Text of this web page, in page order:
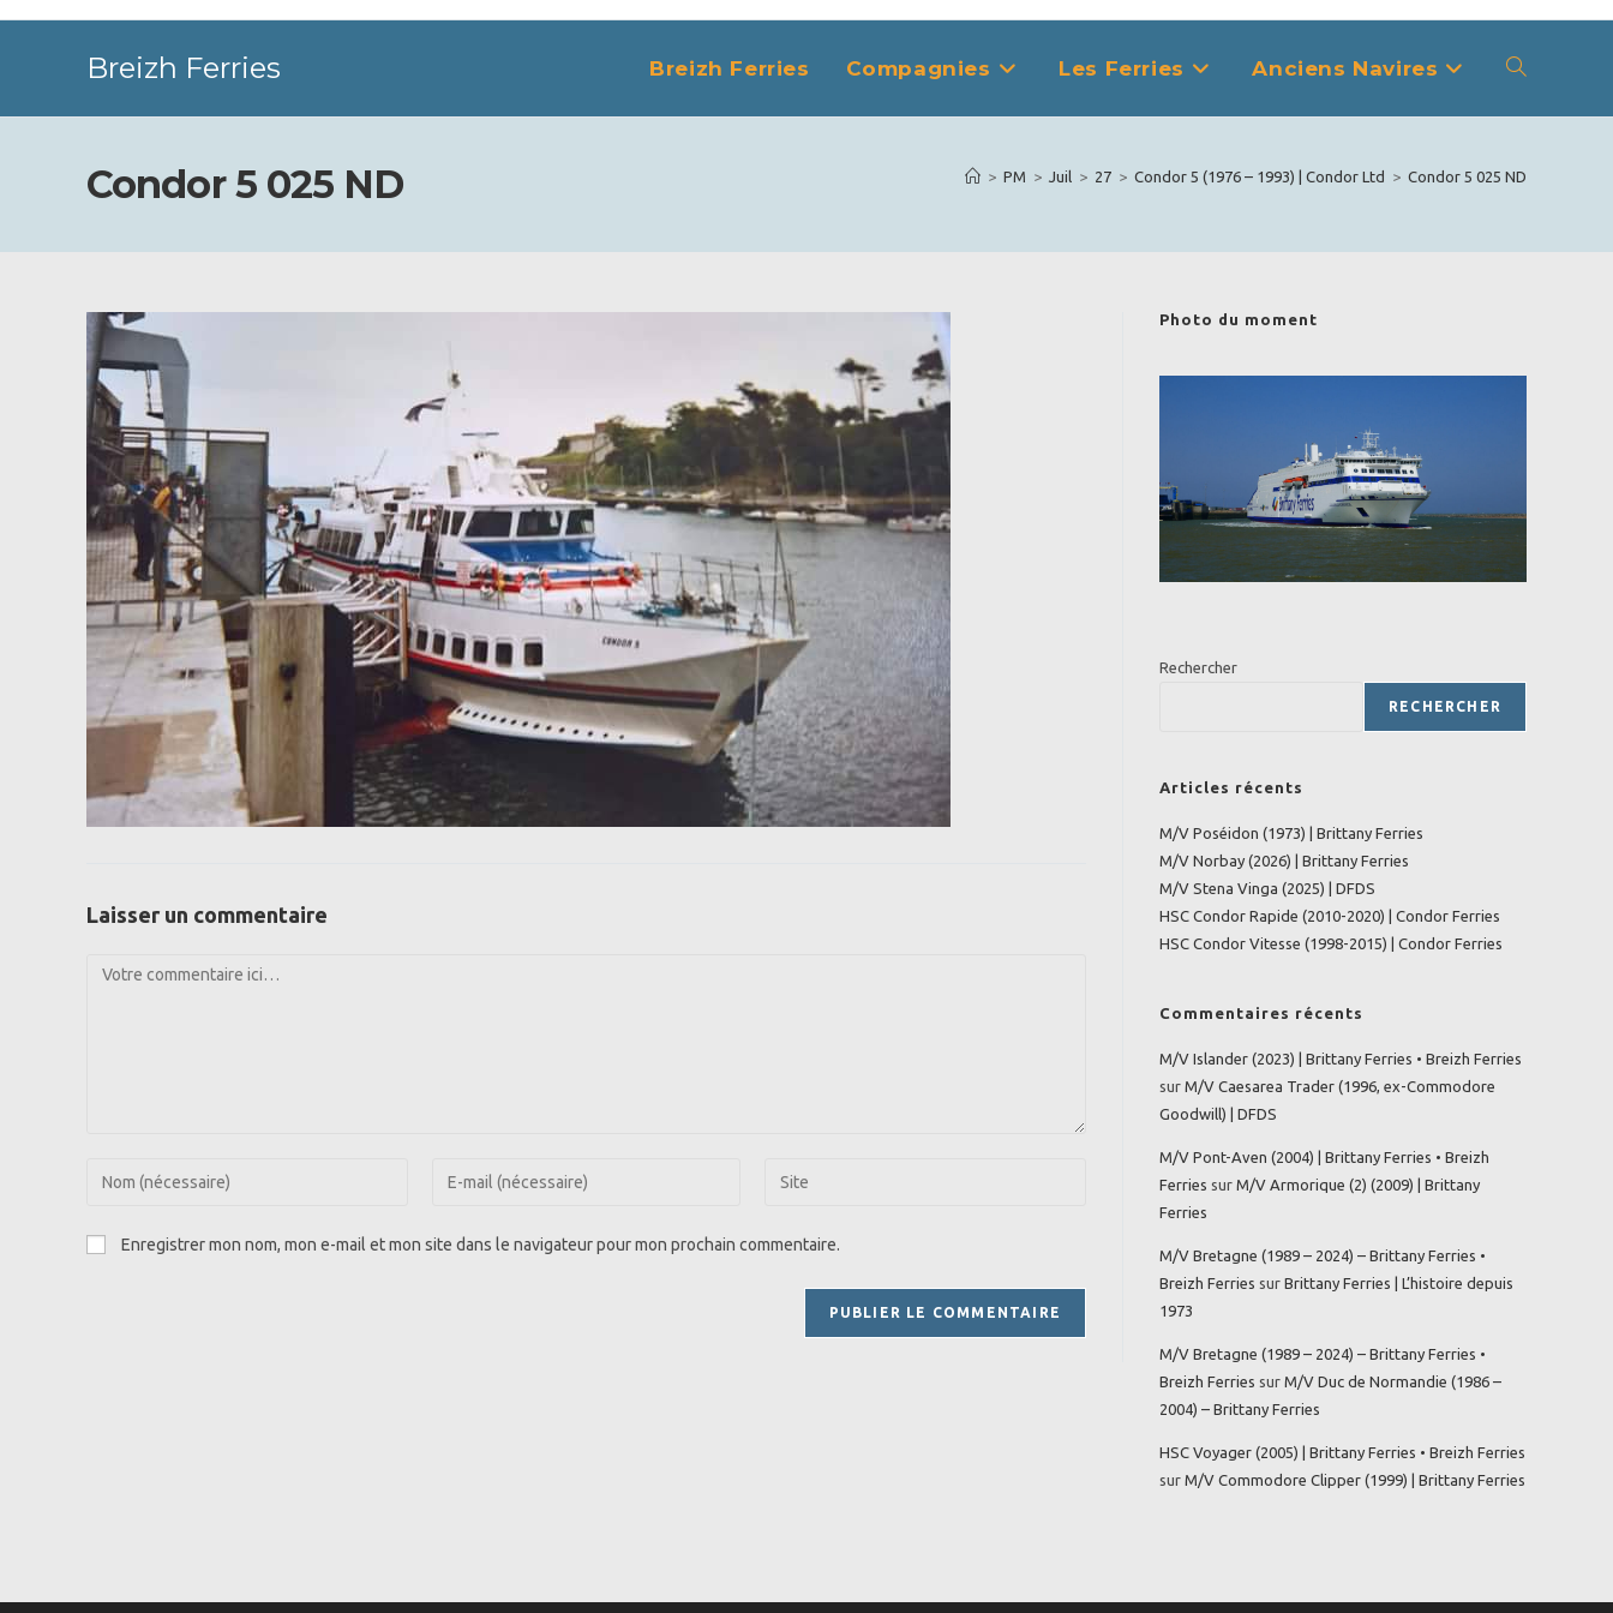
Breizh Ferries Breizh Ferries Compagnies Les Ferries Anciens Navires Toggle
Condor 5 025 ND > PM > Juil > 27 > Condor 5 (1976 – 1993) | Condor Ltd > Condor 5 025 ND
Laisser un commentaire
Comment
name
Saisir
(facultatif)
Enregistrer mon nom, mon e-mail et mon site dans le navigateur pour mon prochain commentaire.
Photo du moment
Rechercher
RECHERCHER
Articles récents
M/V Poséidon (1973) | Brittany Ferries
M/V Norbay (2026) | Brittany Ferries
M/V Stena Vinga (2025) | DFDS
HSC Condor Rapide (2010-2020) | Condor Ferries
HSC Condor Vitesse (1998-2015) | Condor Ferries
Commentaires récents
M/V Islander (2023) | Brittany Ferries • Breizh Ferries
sur M/V Caesarea Trader (1996, ex-Commodore
Goodwill) | DFDS
M/V Pont-Aven (2004) | Brittany Ferries • Breizh
Ferries sur M/V Armorique (2) (2009) | Brittany
Ferries
M/V Bretagne (1989 – 2024) – Brittany Ferries •
Breizh Ferries sur Brittany Ferries | L’histoire depuis
1973
M/V Bretagne (1989 – 2024) – Brittany Ferries •
Breizh Ferries sur M/V Duc de Normandie (1986 –
2004) – Brittany Ferries
HSC Voyager (2005) | Brittany Ferries • Breizh Ferries
sur M/V Commodore Clipper (1999) | Brittany Ferries